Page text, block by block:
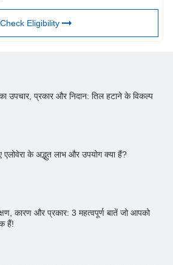
Check Eligibility
उपचार, प्रकार और निदान: तिल हटाने के विकल्प
एलोवेरा के अद्भुत लाभ और उपयोग क्या हैं?
कारण और प्रकार: 3 महत्वपूर्ण बातें जो आपको
हैं!